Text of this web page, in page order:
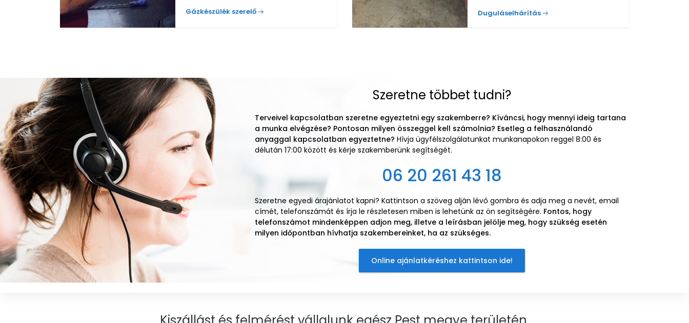
Gázkészülék szerelő
Duguláselhárítás
Szeretne többet tudni?
Terveivel kapcsolatban szeretne egyeztetni egy szakemberre? Kíváncsi, hogy mennyi ideig tartana
a munka elvégzése? Pontosan milyen összeggel kell számolnia? Esetleg a felhasználandó
anyaggal kapcsolatban egyeztetne? Hívja ügyfélszolgálatunkat munkanapokon reggel 8:00 és
délután 17:00 között és kérje szakemberünk segítségét.
06 20 261 43 18
Szeretne egyedi árajánlatot kapni? Kattintson a szöveg alján lévő gombra és adja meg a nevét, email
címét, telefonszámát és írja le részletesen miben is lehetünk az ön segítségére. Fontos, hogy
telefonszámot mindenképpen adjon meg, illetve a leírásban jelölje meg, hogy szükség esetén
milyen időpontban hívhatja szakembereinket, ha az szükséges.
Online ajánlatkéréshez kattintson ide!